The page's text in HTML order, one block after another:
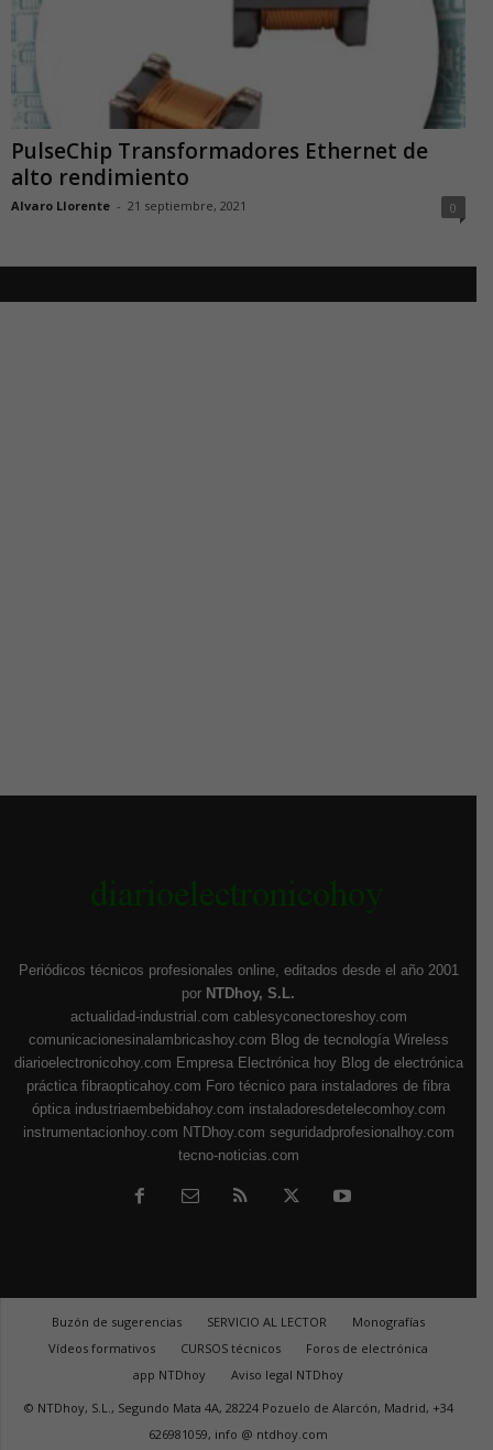
PulseChip Transformadores Ethernet de
alto rendimiento
Alvaro Llorente - 21 septiembre, 2021 0
Periódicos técnicos profesionales online, editados desde el año 2001
por NTDhoy, S.L.
actualidad-industrial.com cablesyconectoreshoy.com
comunicacionesinalambricashoy.com Blog de tecnología Wireless
diarioelectronicohoy.com Empresa Electrónica hoy Blog de electrónica
práctica fibraopticahoy.com Foro técnico para instaladores de fibra
óptica industriaembebidahoy.com instaladoresdetelecomhoy.com
instrumentacionhoy.com NTDhoy.com seguridadprofesionalhoy.com
tecno-noticias.com
Buzón de sugerencias SERVICIO AL LECTOR
Monografías
Vídeos formativos
CURSOS técnicos
Foros de electrónica
app NTDhoy
Aviso legal NTDhoy
© NTDhoy, S.L., Segundo Mata 4A, 28224 Pozuelo de Alarcón, Madrid, +34
626981059, info @ ntdhoy.com